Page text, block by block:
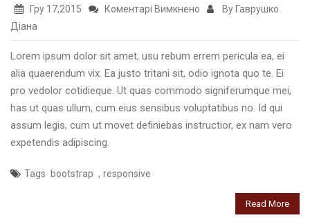
Гру 17,2015 Коментарі Вимкнено до
Lorem
Ipsum
By Гаврушко
Діана
Lorem ipsum dolor sit amet, usu rebum errem pericula ea, ei
alia quaerendum vix. Ea justo tritani sit, odio ignota quo te. Ei
pro vedolor cotidieque. Ut quas commodo signiferumque mei,
has ut quas ullum, cum eius sensibus voluptatibus no. Id qui
assum legis, cum ut movet definiebas instructior, ex nam vero
expetendis adipiscing.
Tags bootstrap , responsive
Read More